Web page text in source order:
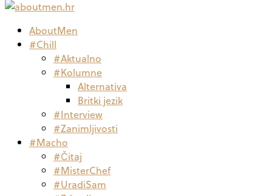
AboutMen
#Chill
#Aktualno
#Kolumne
Alternativa
Britki jezik
#Interview
#Zanimljivosti
#Macho
#Čitaj
#MisterChef
#UradiSam